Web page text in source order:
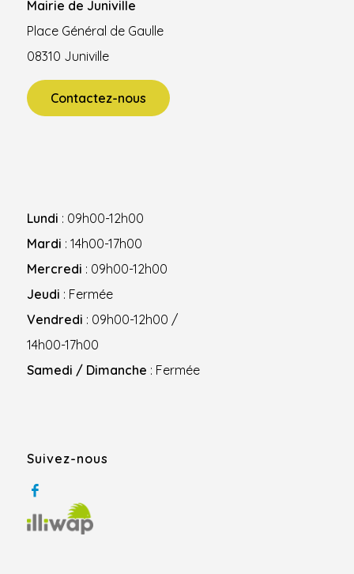
Mairie de Juniville
Place Général de Gaulle
08310 Juniville
Contactez-nous
Lundi : 09h00-12h00
Mardi : 14h00-17h00
Mercredi : 09h00-12h00
Jeudi : Fermée
Vendredi : 09h00-12h00 /
14h00-17h00
Samedi / Dimanche : Fermée
Suivez-nous